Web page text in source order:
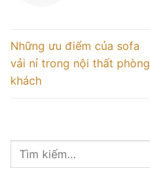
Những ưu điểm của sofa
vải nỉ trong nội thất phòng
khách